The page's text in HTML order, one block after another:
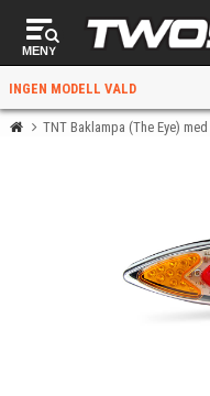
MENY
INGEN MODELL VALD
TNT Baklampa (The Eye)